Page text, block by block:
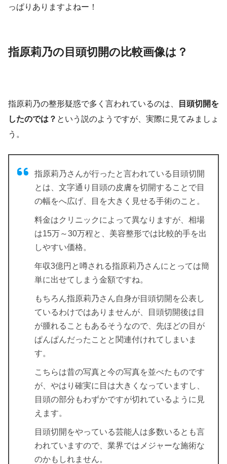
っぱりありますよねー！
指原莉乃の目頭切開の比較画像は？
指原莉乃の整形疑惑で多く言われているのは、
目頭切開を
したのでは？ という説のようですが、実際に見てみましょ
う。
指原莉乃さんが行ったと言われている目頭切開
とは、文字通り目頭の皮膚を切開することで目
の幅をへ広げ、目を大きく見せる手術のこと。
料金はクリニックによって異なりますが、相場
は15万～30万程と、美容整形では比較的手を出
しやすい価格。
年収3億円と噂される指原莉乃さんにとっては簡
単に出せてしまう金額ですね。
もちろん指原莉乃さん自身が目頭切開を公表し
ているわけではありませんが、目頭切開後は目
が腫れることもあるそうなので、先ほどの目が
ぱんぱんだったことと関連付けれてしまいま
す。
こちらは昔の写真と今の写真を並べたものです
が、やはり確実に目は大きくなっていますし、
目頭の部分もわずかですが切れているように見
えます。
目頭切開をやっている芸能人は多数いるとも言
われていますので、業界ではメジャーな施術な
のかもしれません。